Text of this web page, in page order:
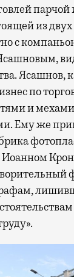
из
с
Ясашнов,
по
и
Ему же
Иоанном